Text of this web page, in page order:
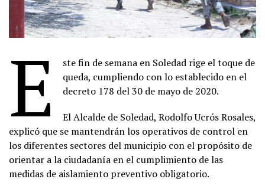
E
ste fin de semana en Soledad rige el toque de
queda, cumpliendo con lo establecido en el
decreto 178 del 30 de mayo de 2020.
El Alcalde de Soledad, Rodolfo Ucrós Rosales,
explicó que se mantendrán los operativos de control en
los diferentes sectores del municipio con el propósito de
orientar a la ciudadanía en el cumplimiento de las
medidas de aislamiento preventivo obligatorio.